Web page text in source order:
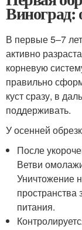
Виноград:
В первые 5–7
активно
корневую
правильно
куст сразу, в
поддерживать.
У осенней
После
Ветви
Уничтожение
питания.